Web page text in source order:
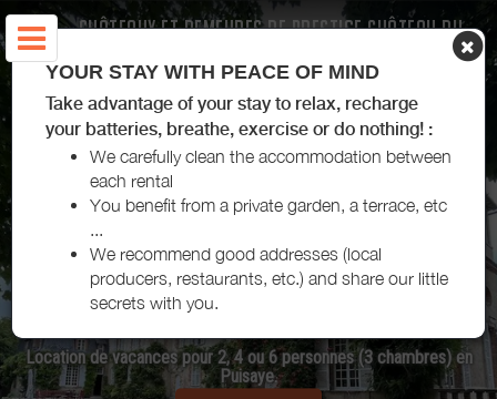
CHÂTEAUX ET DEMEURES DE PRESTIGE CHÂTEAU DU
FORT - VILLIERS-SAINT-BENOIT - PUISAYE-FORTERRE
YOUR STAY WITH PEACE OF MIND
Take advantage of your stay to relax, recharge
your batteries, breathe, exercise or do nothing! :
We carefully clean the accommodation between
each rental
You benefit from a private garden, a terrace, etc
...
We recommend good addresses (local
producers, restaurants, etc.) and share our little
secrets with you.
CHÂTEAUX ET DEMEURES DE
PRESTIGE CHÂTEAU DU FORT -
VILLIERS-SAINT-BENOIT
Location de vacances pour 2, 4 ou 6 personnes (3 chambres) en
Puisaye.